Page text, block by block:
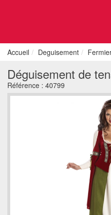
Accueil Deguisement
Déguisement de
Référence : 40799